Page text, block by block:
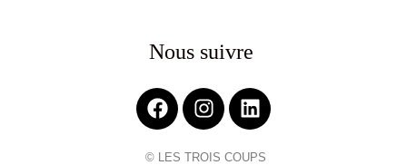
Nous suivre
© LES TROIS COUPS